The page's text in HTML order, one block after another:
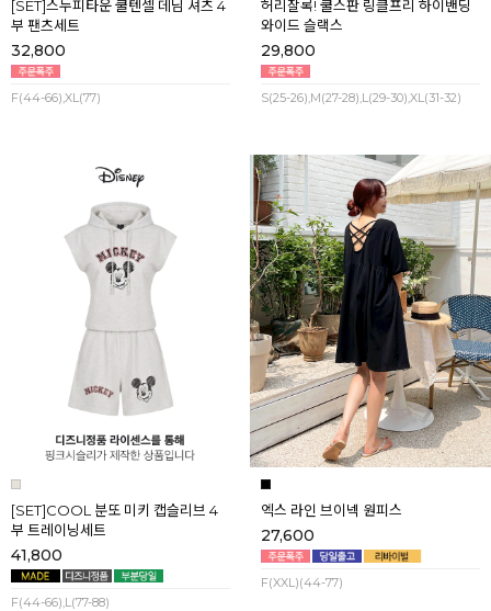
[SET]스누피타운 쿨텐셀 데님 셔츠 4
부 팬츠세트
32,800
F(44-66),XL(77)
허리잘록! 쿨스판 링클프리 하이밴딩
와이드 슬랙스
29,800
S(25-26),M(27-28),L(29-30),XL(31-32)
[SET]COOL 분또 미키 캡슬리브 4
부 트레이닝세트
41,800
F(44-66),L(77-88)
엑스 라인 브이넥 원피스
27,600
F(XXL)(44-77)